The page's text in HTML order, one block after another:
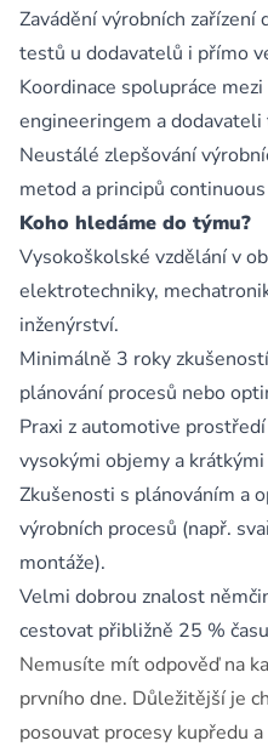
Zavádění výrobních zařízení
testů u dodavatelů i přímo
Koordinace spolupráce
engineeringem a
Neustálé zlepšování
metod a principů
Koho hledáme do týmu?
Vysokoškolské vzdělání v
elektrotechniky,
inženýrství.
Minimálně 3 roky
plánování procesů nebo
Praxi z automotive
vysokými objemy a
Zkušenosti s plánováním a
výrobních procesů (např.
montáže).
Velmi dobrou znalost
cestovat přibližně 25 %
Nemusíte mít odpověď na
prvního dne. Důležitější je
posouvat procesy kupředu